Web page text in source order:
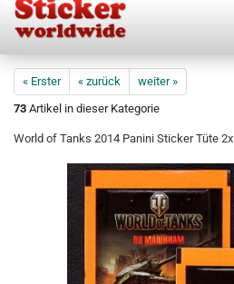
« Erster « zurück
weiter »
73 Artikel in dieser Kategorie
World of Tanks 2014 Panini Sticker Tüte 2x